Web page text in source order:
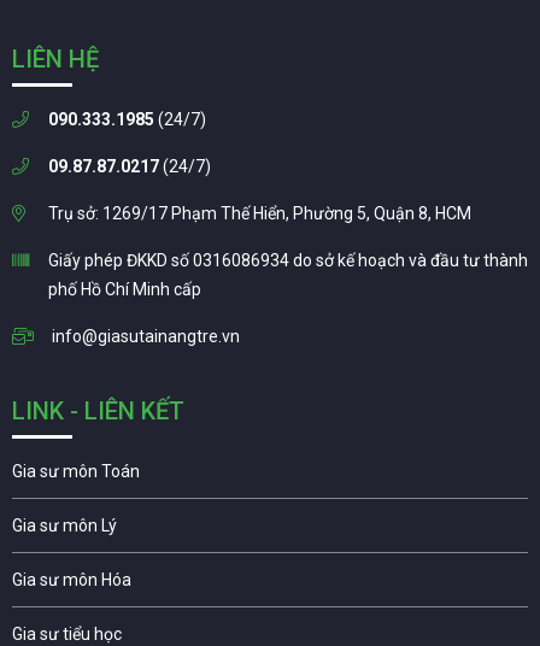
LIÊN HỆ
090.333.1985 (24/7)
09.87.87.0217(24/7)
Trụ sở: 1269/17 Phạm Thế Hiển, Phường 5, Quận 8, HCM
Giấy phép ĐKKD số 0316086934 do sở kế hoạch và đầu tư thành
phố Hồ Chí Minh cấp
info@giasutainangtre.vn
LINK - LIÊN KẾT
Gia sư môn Toán
Gia sư môn Lý
Gia sư môn Hóa
Gia sư tiểu học